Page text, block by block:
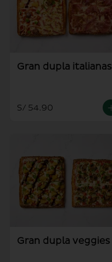
Gran dupla italianas
S/ 54.90
Gran dupla veggies